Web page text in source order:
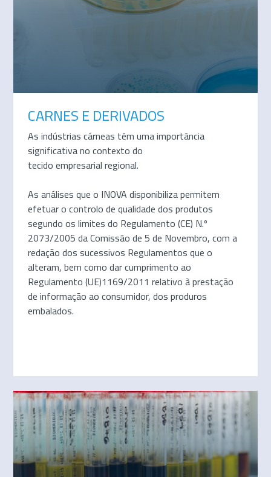
CARNES E DERIVADOS
As indústrias cárneas têm uma importância
significativa no contexto do
tecido empresarial regional.
As análises que o INOVA disponibiliza permitem
efetuar o controlo de qualidade dos produtos
segundo os limites do Regulamento (CE) N.º
2073/2005 da Comissão de 5 de Novembro, com a
redação dos sucessivos Regulamentos que o
alteram, bem como dar cumprimento ao
Regulamento (UE)1169/2011 relativo à prestação
de informação ao consumidor, dos produros
embalados.